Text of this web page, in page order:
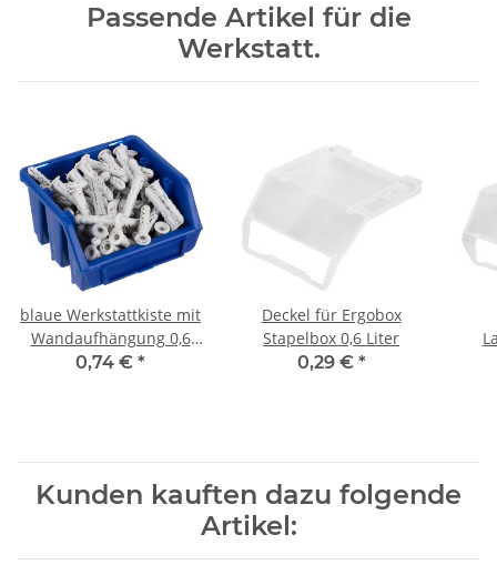
Passende Artikel für die
Werkstatt.
blaue Werkstattkiste mit
Wandaufhängung 0,6
Liter Fassungsvermögen
0,74 € *
Deckel für Ergobox
Stapelbox 0,6 Liter
0,29 € *
Kunden kauften dazu folgende
Artikel: